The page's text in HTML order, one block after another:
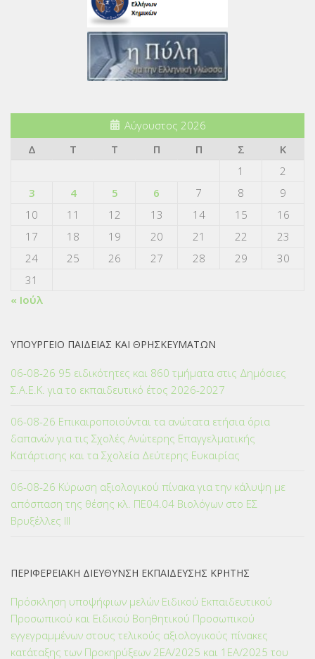
Αύγουστος 2026
Δ
Τ Τ Π Π Σ
Κ
1
2
3
4 5 6 7 8
9
10
11 12 13 14 15
16
17
18 19 20 21 22
23
24
25 26 27 28 29
30
31
« Ιούλ
ΥΠΟΥΡΓΕΙΟ ΠΑΙΔΕΙΑΣ ΚΑΙ ΘΡΗΣΚΕΥΜΑΤΩΝ
06-08-26 95 ειδικότητες και 860 τμήματα στις Δημόσιες
Σ.Α.Ε.Κ. για το εκπαιδευτικό έτος 2026-2027
06-08-26 Επικαιροποιούνται τα ανώτατα ετήσια όρια
δαπανών για τις Σχολές Ανώτερης Επαγγελματικής
Κατάρτισης και τα Σχολεία Δεύτερης Ευκαιρίας
06-08-26 Κύρωση αξιολογικού πίνακα για την κάλυψη με
απόσπαση της θέσης κλ. ΠΕ04.04 Βιολόγων στο ΕΣ
Βρυξέλλες ΙΙΙ
ΠΕΡΙΦΕΡΕΙΑΚΗ ΔΙΕΥΘΥΝΣΗ ΕΚΠΑΙΔΕΥΣΗΣ ΚΡΗΤΗΣ
Πρόσκληση υποψήφιων μελών Ειδικού Εκπαιδευτικού
Προσωπικού και Ειδικού Βοηθητικού Προσωπικού
εγγεγραμμένων στους τελικούς αξιολογικούς πίνακες
κατάταξης των Προκηρύξεων 2ΕΑ/2025 και 1ΕΑ/2025 του